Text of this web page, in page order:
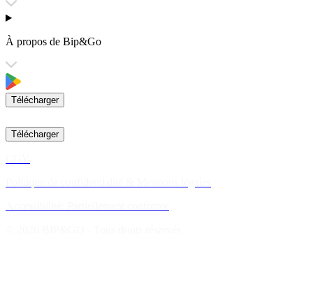
À propos de Bip&Go
Télécharger
Télécharger